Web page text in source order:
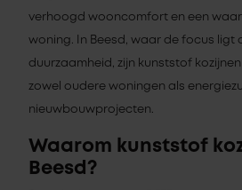
verhoogd wooncomfort en een
woning. In Beesd, waar de focus ligt
duurzaamheid, zijn kunststof
zowel oudere woningen als
nieuwbouwprojecten.
Waarom kunststof
Beesd?